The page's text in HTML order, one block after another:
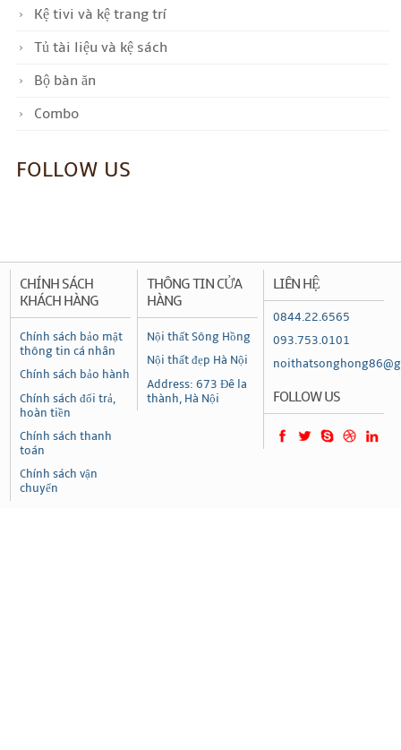
Kệ tivi và kệ trang trí
Tủ tài liệu và kệ sách
Bộ bàn ăn
Combo
FOLLOW US
CHÍNH SÁCH
KHÁCH HÀNG
Chính sách bảo mật
thông tin cá nhân
Chính sách bảo hành
Chính sách đổi trả,
hoàn tiền
Chính sách thanh
toán
Chính sách vận
chuyển
THÔNG TIN CỬA
HÀNG
Nội thất Sông Hồng
Nội thất đẹp Hà Nội
Address: 673 Đê la
thành, Hà Nội
LIÊN HỆ
0844.22.6565
093.753.0101
FOLLOW US